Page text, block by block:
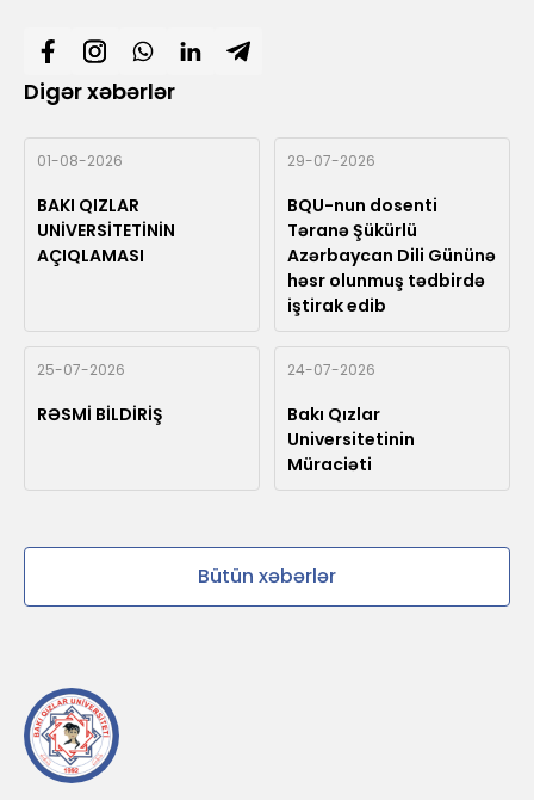
Digər xəbərlər
01-08-2026
BAKI QIZLAR
UNİVERSİTETİNİN
AÇIQLAMASI
29-07-2026
BQU-nun dosenti
Təranə Şükürlü
Azərbaycan Dili Gününə
həsr olunmuş tədbirdə
iştirak edib
25-07-2026
RƏSMİ BİLDİRİŞ
24-07-2026
Bakı Qızlar
Universitetinin
Müraciəti
Bütün xəbərlər